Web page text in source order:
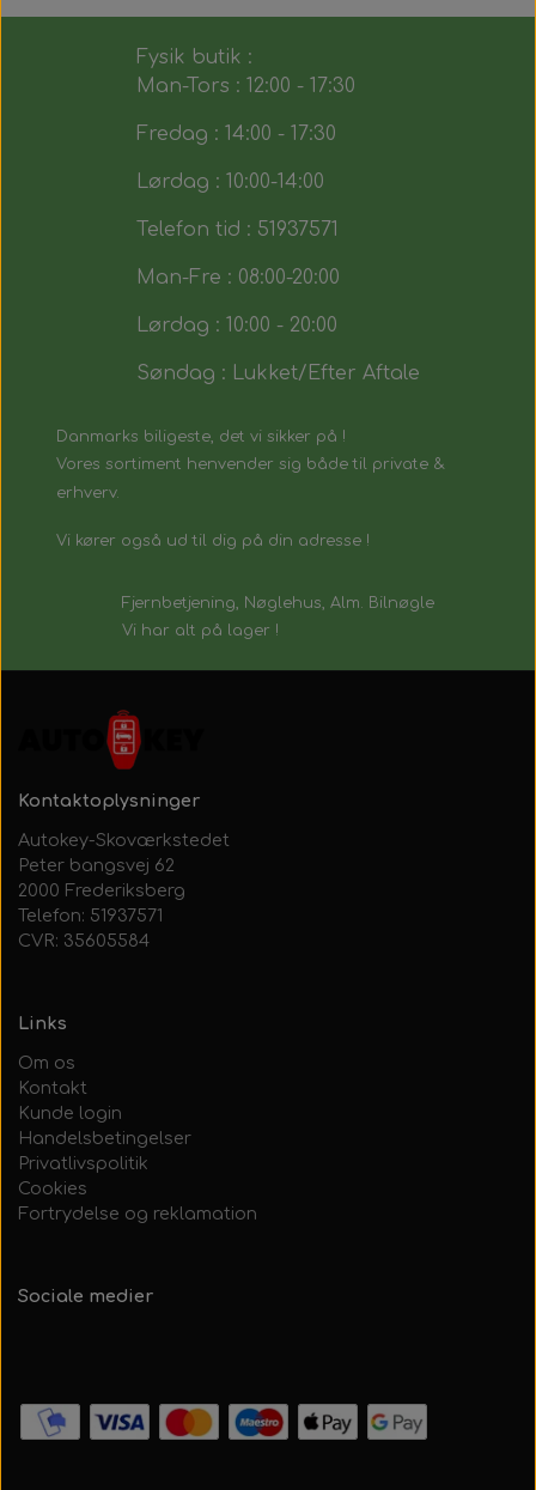
Fysik butik :
Man-Tors : 12:00 - 17:30
Fredag : 14:00 - 17:30
Lørdag : 10:00-14:00
Telefon tid : 51937571
Man-Fre : 08:00-20:00
Lørdag : 10:00 - 20:00
Søndag : Lukket/Efter Aftale
Danmarks biligeste, det vi sikker på !
Vores sortiment henvender sig både til private &
erhverv.
Vi kører også ud til dig på din adresse !
Fjernbetjening, Nøglehus, Alm. Bilnøgle
Vi har alt på lager !
Kontaktoplysninger
Autokey-Skoværkstedet
Peter bangsvej 62
2000 Frederiksberg
Telefon: 51937571
CVR: 35605584
Links
Om os
Kontakt
Kunde login
Handelsbetingelser
Privatlivspolitik
Cookies
Fortrydelse og reklamation
Sociale medier